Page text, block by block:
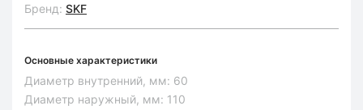
Бренд: SKF
Основные характеристики
Диаметр внутренний, мм: 60
Диаметр наружный, мм: 110